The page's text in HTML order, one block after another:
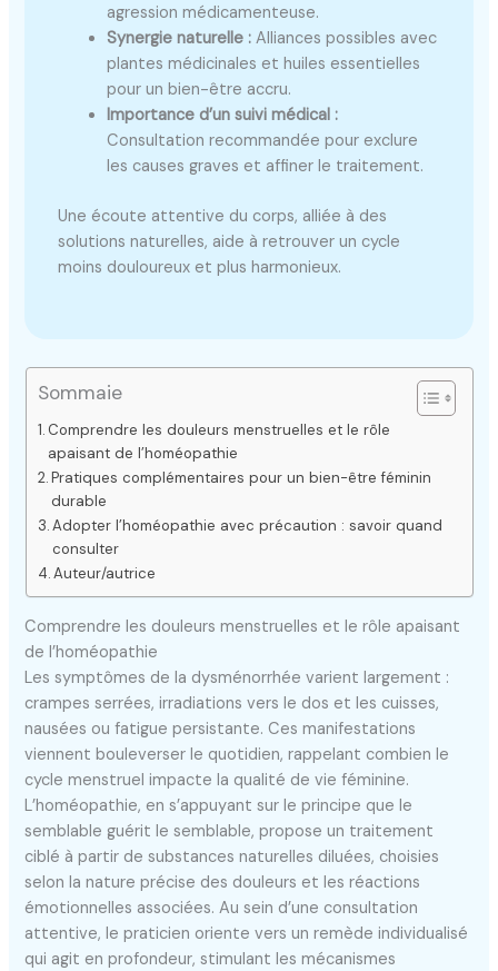
agression médicamenteuse.
Synergie naturelle : Alliances possibles avec
plantes médicinales et huiles essentielles
pour un bien-être accru.
Importance d’un suivi médical :
Consultation recommandée pour exclure
les causes graves et affiner le traitement.
Une écoute attentive du corps, alliée à des
solutions naturelles, aide à retrouver un cycle
moins douloureux et plus harmonieux.
Sommaie
Comprendre les douleurs menstruelles et le rôle
apaisant de l’homéopathie
Pratiques complémentaires pour un bien-être féminin
durable
Adopter l’homéopathie avec précaution : savoir quand
consulter
Auteur/autrice
Comprendre les douleurs menstruelles et le rôle apaisant
de l’homéopathie
Les symptômes de la dysménorrhée varient largement :
crampes serrées, irradiations vers le dos et les cuisses,
nausées ou fatigue persistante. Ces manifestations
viennent bouleverser le quotidien, rappelant combien le
cycle menstruel impacte la qualité de vie féminine.
L’homéopathie, en s’appuyant sur le principe que le
semblable guérit le semblable, propose un traitement
ciblé à partir de substances naturelles diluées, choisies
selon la nature précise des douleurs et les réactions
émotionnelles associées. Au sein d’une consultation
attentive, le praticien oriente vers un remède individualisé
qui agit en profondeur, stimulant les mécanismes